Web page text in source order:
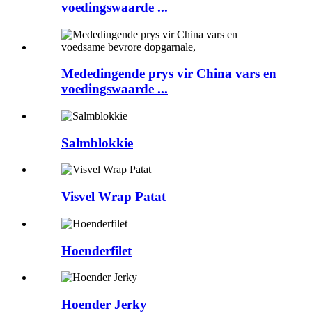
voedingswaarde ...
Mededingende prys vir China vars en
voedingswaarde ...
Salmblokkie
Visvel Wrap Patat
Hoenderfilet
Hoender Jerky